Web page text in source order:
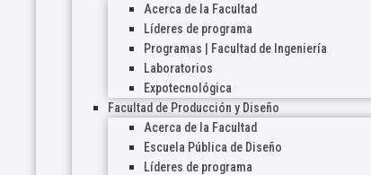
Acerca de la Facultad
Líderes de programa
Programas | Facultad de Ingeniería
Laboratorios
Expotecnológica
Facultad de Producción y Diseño
Acerca de la Facultad
Escuela Pública de Diseño
Líderes de programa